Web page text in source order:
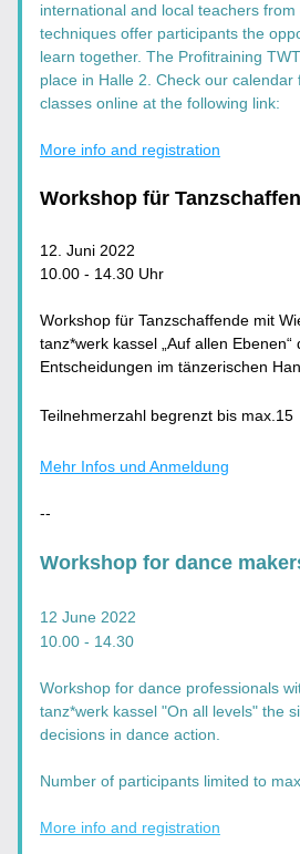
international and local teachers
techniques offer participants the
learn together. The Profitraining
place in Halle 2. Check our
classes online at the following link:
More info and registration
Workshop für
12. Juni 2022
10.00 - 14.30 Uhr
Workshop für Tanzschaffende mit
tanz*werk kassel „Auf allen
Entscheidungen im tänzerischen
Teilnehmerzahl begrenzt bis max.15
Mehr Infos und Anmeldung
--
Workshop for dance
12 June 2022
10.00 - 14.30
Workshop for dance professionals
tanz*werk kassel "On all levels" the
decisions in dance action.
Number of participants limited to
More info and registration